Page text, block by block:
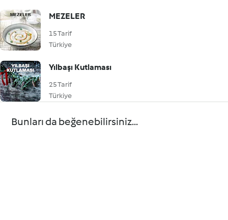
MEZELER
15 Tarif
Türkiye
Yılbaşı Kutlaması
25 Tarif
Türkiye
Bunları da beğenebilirsiniz...